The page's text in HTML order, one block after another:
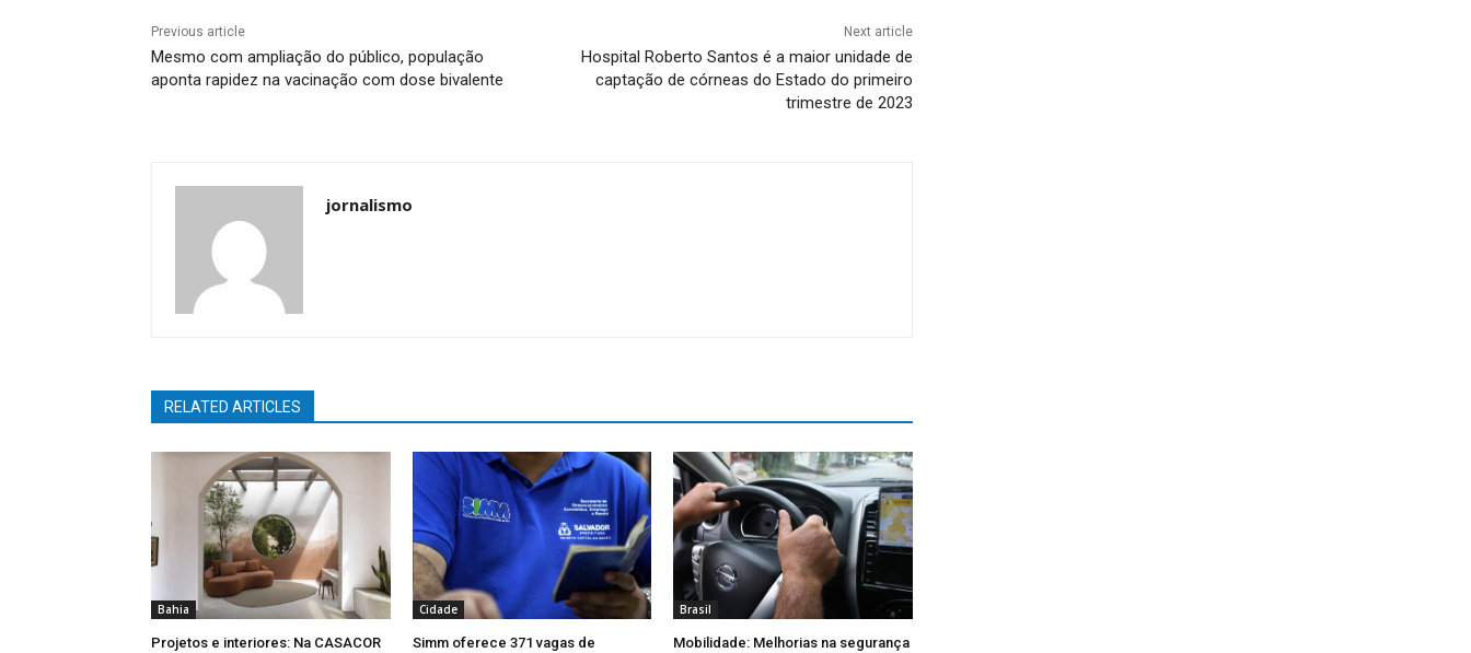
Previous article
Mesmo com ampliação do público, população
aponta rapidez na vacinação com dose bivalente
Next article
Hospital Roberto Santos é a maior unidade de
captação de córneas do Estado do primeiro
trimestre de 2023
jornalismo
RELATED ARTICLES
Bahia
Projetos e interiores: Na CASACOR
Cidade
Simm oferece 371 vagas de
Brasil
Mobilidade: Melhorias na segurança